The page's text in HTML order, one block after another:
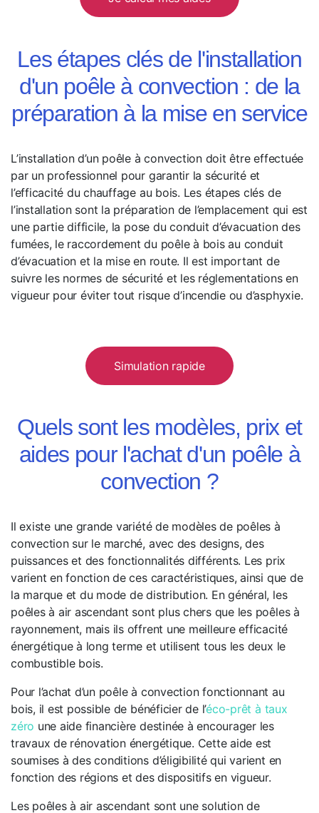
Les étapes clés de l'installation
d'un poêle à convection : de la
préparation à la mise en service
L’installation d’un poêle à convection doit être effectuée
par un professionnel pour garantir la sécurité et
l’efficacité du chauffage au bois. Les étapes clés de
l’installation sont la préparation de l’emplacement qui est
une partie difficile, la pose du conduit d’évacuation des
fumées, le raccordement du poêle à bois au conduit
d’évacuation et la mise en route. Il est important de
suivre les normes de sécurité et les réglementations en
vigueur pour éviter tout risque d’incendie ou d’asphyxie.
Simulation rapide
Quels sont les modèles, prix et
aides pour l'achat d'un poêle à
convection ?
Il existe une grande variété de modèles de poêles à
convection sur le marché, avec des designs, des
puissances et des fonctionnalités différents. Les prix
varient en fonction de ces caractéristiques, ainsi que de
la marque et du mode de distribution. En général, les
poêles à air ascendant sont plus chers que les poêles à
rayonnement, mais ils offrent une meilleure efficacité
énergétique à long terme et utilisent tous les deux le
combustible bois.
Pour l’achat d’un poêle à convection fonctionnant au
bois, il est possible de bénéficier de l’éco-prêt à taux
zéro une aide financière destinée à encourager les
travaux de rénovation énergétique. Cette aide est
soumises à des conditions d’éligibilité qui varient en
fonction des régions et des dispositifs en vigueur.
Les poêles à air ascendant sont une solution de